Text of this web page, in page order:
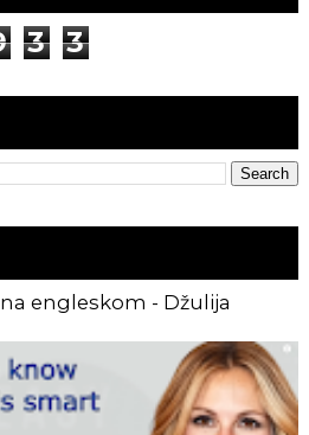
3 3
engleskom - Džulija